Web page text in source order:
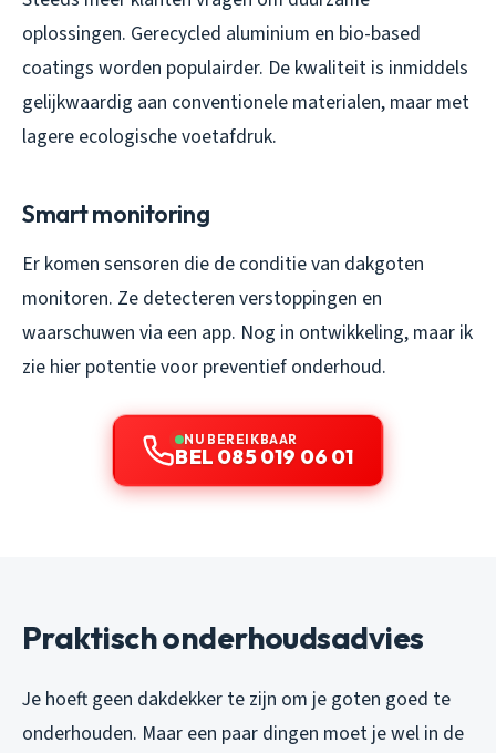
oplossingen. Gerecycled aluminium en bio-based
coatings worden populairder. De kwaliteit is inmiddels
gelijkwaardig aan conventionele materialen, maar met
lagere ecologische voetafdruk.
Smart monitoring
Er komen sensoren die de conditie van dakgoten
monitoren. Ze detecteren verstoppingen en
waarschuwen via een app. Nog in ontwikkeling, maar ik
zie hier potentie voor preventief onderhoud.
NU BEREIKBAAR
BEL 085 019 06 01
Praktisch onderhoudsadvies
Je hoeft geen dakdekker te zijn om je goten goed te
onderhouden. Maar een paar dingen moet je wel in de